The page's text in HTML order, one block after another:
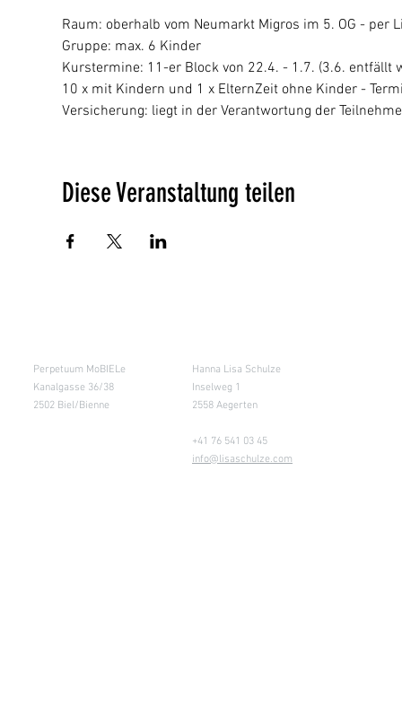
Raum: oberhalb vom Neumarkt Migros im 5. OG - per
Gruppe: max. 6 Kinder
Kurstermine: 11-er Block von 22.4. - 1.7. (3.6. entfällt
10 x mit Kindern und 1 x ElternZeit ohne Kinder -
Versicherung: liegt in der Verantwortung der
Diese Veranstaltung teilen
Perpetuum MoBIELe
Kanalgasse 36/38
2502 Biel/Bienne
Hanna Lisa Schulze
Inselweg 1
2558 Aegerten
+41 76 541 03 45
info@lisaschulze.com